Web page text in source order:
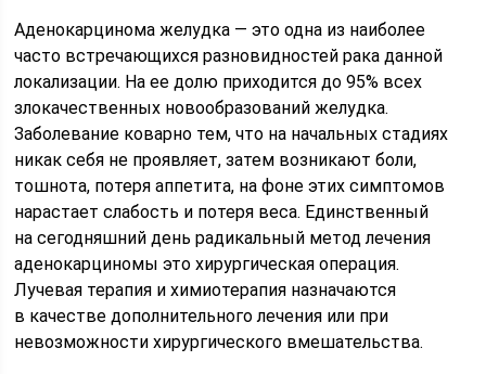
Аденокарцинома желудка — это одна из наиболее
часто встречающихся разновидностей рака данной
локализации. На ее долю приходится до 95% всех
злокачественных новообразований желудка.
Заболевание коварно тем, что на начальных стадиях
никак себя не проявляет, затем возникают боли,
тошнота, потеря аппетита, на фоне этих симптомов
нарастает слабость и потеря веса. Единственный
на сегодняшний день радикальный метод лечения
аденокарциномы это хирургическая операция.
Лучевая терапия и химиотерапия назначаются
в качестве дополнительного лечения или при
невозможности хирургического вмешательства.